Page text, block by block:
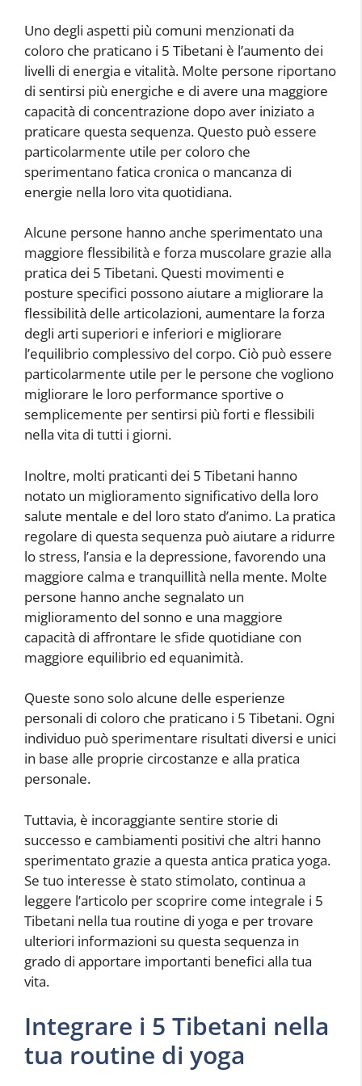
Uno degli aspetti più comuni menzionati da
coloro che praticano i 5 Tibetani è l’aumento dei
livelli di energia e vitalità. Molte persone riportano
di sentirsi più energiche e di avere una maggiore
capacità di concentrazione dopo aver iniziato a
praticare questa sequenza. Questo può essere
particolarmente utile per coloro che
sperimentano fatica cronica o mancanza di
energie nella loro vita quotidiana.
Alcune persone hanno anche sperimentato una
maggiore flessibilità e forza muscolare grazie alla
pratica dei 5 Tibetani. Questi movimenti e
posture specifici possono aiutare a migliorare la
flessibilità delle articolazioni, aumentare la forza
degli arti superiori e inferiori e migliorare
l’equilibrio complessivo del corpo. Ciò può essere
particolarmente utile per le persone che vogliono
migliorare le loro performance sportive o
semplicemente per sentirsi più forti e flessibili
nella vita di tutti i giorni.
Inoltre, molti praticanti dei 5 Tibetani hanno
notato un miglioramento significativo della loro
salute mentale e del loro stato d’animo. La pratica
regolare di questa sequenza può aiutare a ridurre
lo stress, l’ansia e la depressione, favorendo una
maggiore calma e tranquillità nella mente. Molte
persone hanno anche segnalato un
miglioramento del sonno e una maggiore
capacità di affrontare le sfide quotidiane con
maggiore equilibrio ed equanimità.
Queste sono solo alcune delle esperienze
personali di coloro che praticano i 5 Tibetani. Ogni
individuo può sperimentare risultati diversi e unici
in base alle proprie circostanze e alla pratica
personale.
Tuttavia, è incoraggiante sentire storie di
successo e cambiamenti positivi che altri hanno
sperimentato grazie a questa antica pratica yoga.
Se tuo interesse è stato stimolato, continua a
leggere l’articolo per scoprire come integrale i 5
Tibetani nella tua routine di yoga e per trovare
ulteriori informazioni su questa sequenza in
grado di apportare importanti benefici alla tua
vita.
Integrare i 5 Tibetani nella
tua routine di yoga